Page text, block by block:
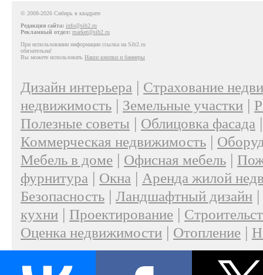
© 2008-2026 Сибирь в квадрате
Редакция сайта: info@sib2.ru
Рекламный отдел: market@sib2.ru
При использовании информации ссылка на Sib2.ru
обязательна!
Вы можете использовать Наши кнопки и баннеры
Дизайн интерьера | Страхование
недвижимость | Земельные участки |
Полезные советы | Облицовка фасада
Коммерческая недвижимость |
Мебель в доме | Офисная мебель |
фурнитура | Окна | Аренда жилой
Безопасность | Ландшафтный дизайн |
кухни | Проектирование |
Оценка недвижимости | Отопление |
О проекте|